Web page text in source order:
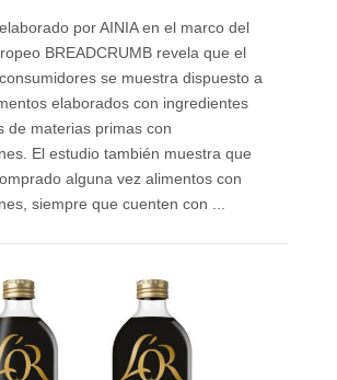
por AINIA en el marco del
BREADCRUMB revela que el
se muestra dispuesto a
elaborados con ingredientes
de materias primas con
El estudio también muestra que
alguna vez alimentos con
siempre que cuenten con ...